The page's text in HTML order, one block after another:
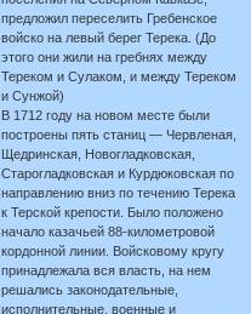
предложил переселить Гребенское
войско на левый берег Терека. (До
этого они жили на гребнях между
Тереком и Сулаком, и между Тереком
и Сунжой)
В 1712 году на новом месте были
построены пять станиц — Червленая,
Щедринская, Новогладковская,
Старогладковская и Курдюковская по
направлению вниз по течению Терека
к Терской крепости. Было положено
начало казачьей 88-километровой
кордонной линии. Войсковому кругу
принадлежала вся власть, на нем
решались законодательные,
исполнительные, военные и